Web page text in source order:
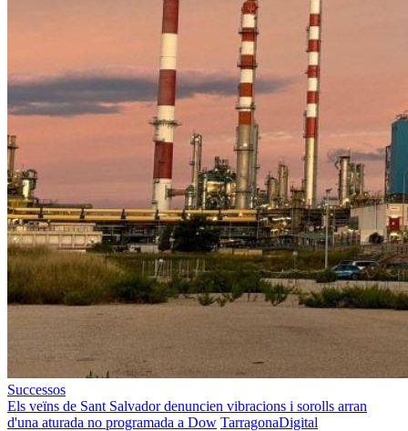
Successos
Els veïns de Sant Salvador denuncien vibracions i sorolls arran
d'una aturada no programada a Dow TarragonaDigital